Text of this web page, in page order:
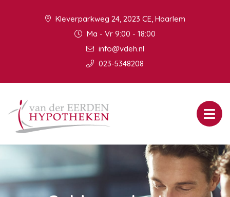
Kleverparkweg 24, 2023 CE, Haarlem
Ma - Vr 9:00 - 18:00
info@vdeh.nl
023-5348208